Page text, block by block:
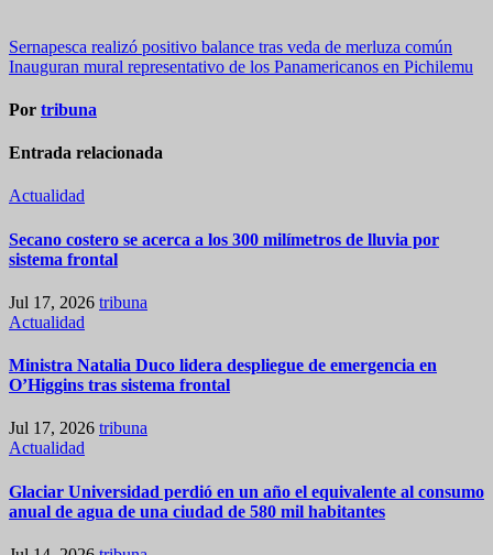
Navegación
de
entradas
Sernapesca realizó positivo balance tras veda de merluza común
Inauguran mural representativo de los Panamericanos en Pichilemu
Por tribuna
Entrada relacionada
Actualidad
Secano costero se acerca a los 300 milímetros de lluvia por
sistema frontal
Jul 17, 2026 tribuna
Actualidad
Ministra Natalia Duco lidera despliegue de emergencia en
O’Higgins tras sistema frontal
Jul 17, 2026 tribuna
Actualidad
Glaciar Universidad perdió en un año el equivalente al consumo
anual de agua de una ciudad de 580 mil habitantes